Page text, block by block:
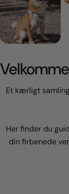
Et kærligt
Her finder du
din firbenede